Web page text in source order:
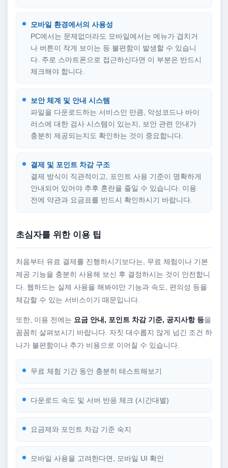
모바일 환경에서의 사용성
PC에서는 문제없더라도 모바일에서는 메뉴가 겹치거
나 버튼이 작게 보이는 등 불편함이 발생할 수 있습니
다. 주로 스마트폰으로 접근하신다면 이 부분은 반드시
체크해야 합니다.
보안 체계 및 안내 시스템
파일을 다운로드하는 서비스인 만큼, 악성코드나 바이
러스에 대한 검사 시스템이 있는지, 보안 관련 안내가
충분히 제공되는지도 확인하는 것이 중요합니다.
결제 및 포인트 차감 구조
결제 방식이 직관적이고, 포인트 사용 기준이 명확하게
안내되어 있어야 추후 혼란을 줄일 수 있습니다. 이용
전에 약관과 요금표를 반드시 확인하시기 바랍니다.
초심자를 위한 이용 팁
처음부터 유료 결제를 진행하시기보다는, 무료 체험이나 기본
제공 기능을 충분히 사용해 보신 후 결정하시는 것이 안전합니
다. 웹하드는 실제 사용을 해봐야만 기능과 속도, 편의성 등을
체감할 수 있는 서비스이기 때문입니다.
또한, 이용 전에는 요금 안내, 포인트 차감 기준, 공지사항 등을
꼼꼼히 살펴보시기 바랍니다. 자칫 대수롭지 않게 넘긴 조건 하
나가 불편함이나 추가 비용으로 이어질 수 있습니다.
무료 체험 기간 동안 충분히 테스트해보기
다운로드 속도 및 서버 반응 체크 (시간대별)
요금제와 포인트 차감 기준 숙지
모바일 사용을 고려한다면, 모바일 UI 확인